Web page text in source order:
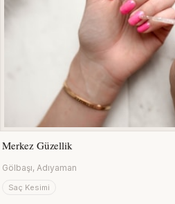
Merkez Güzellik
Gölbaşı, Adıyaman
Saç Kesimi